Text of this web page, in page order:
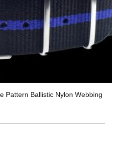
Pattern Ballistic Nylon Webbing